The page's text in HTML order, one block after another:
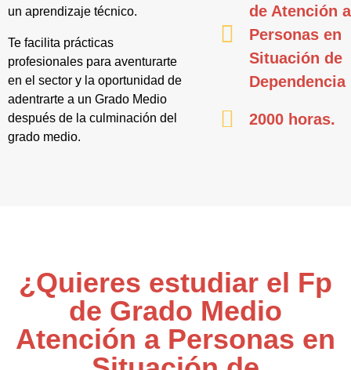
un aprendizaje técnico.
Te facilita prácticas
profesionales para aventurarte
en el sector y la oportunidad de
adentrarte a un Grado Medio
después de la culminación del
grado medio.
de Atención a
Personas en
Situación de
Dependencia
2000 horas.
¿Quieres estudiar el Fp
de Grado Medio
Atención a Personas en